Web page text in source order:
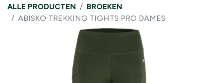
ALLE PRODUCTEN
BROEKEN
ABISKO TREKKING TIGHTS PRO DAMES